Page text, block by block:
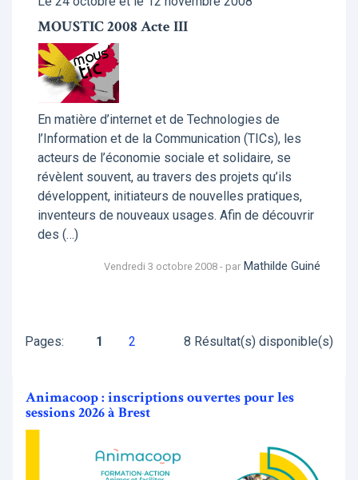
MOUSTIC 2008 Acte III
En matière d’internet et de Technologies de
l’Information et de la Communication (TICs), les
acteurs de l’économie sociale et solidaire, se
révèlent souvent, au travers des projets qu’ils
développent, initiateurs de nouvelles pratiques,
inventeurs de nouveaux usages. Afin de découvrir
des (…)
Vendredi 3 octobre 2008 - par Mathilde Guiné
Pages: 1 2 8 Résultat(s) disponible(s)
Animacoop : inscriptions ouvertes pour les
sessions 2026 à Brest